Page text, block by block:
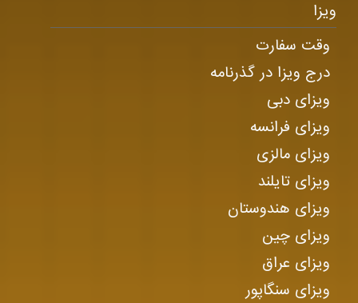
ویزا
وقت سفارت
درج ویزا در گذرنامه
ویزای دبی
ویزای فرانسه
ویزای مالزی
ویزای تایلند
ویزای هندوستان
ویزای چین
ویزای عراق
ویزای سنگاپور